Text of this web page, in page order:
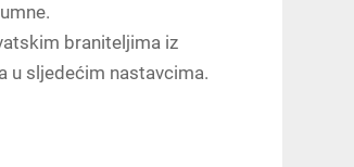
braniteljima iz
u sljedećim nastavcima.